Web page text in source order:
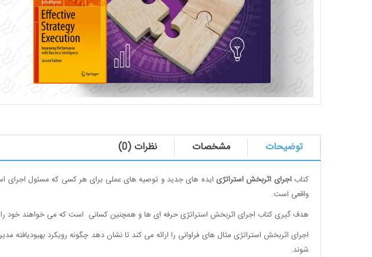
توضیحات مشخصات نظرات (0)
کتاباجرای اثربخش استراتژیایده های جدید و توصیه های عملی برای هر کسی که مسئول اجرای
واقعی است.
هدف گیری کتاب اجرای اثربخش استراتژی حرفه ای ها و همچنین کسانی است که می خواهند خود را
اجرای اثربخش استراتژی مثال های فراوانی را ارائه می کند تا نشان دهد چگونه رویکرد بهبودیافته
شوند.